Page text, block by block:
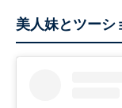
美人妹とツーシ